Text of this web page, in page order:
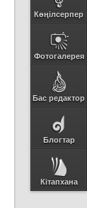
Көңілсерпер
Фотогалерея
Бас редактор
Блогтар
Кітапхана